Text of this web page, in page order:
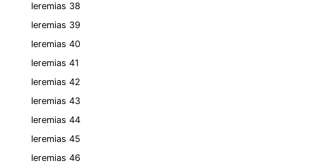
Ieremias 38
Ieremias 39
Ieremias 40
Ieremias 41
Ieremias 42
Ieremias 43
Ieremias 44
Ieremias 45
Ieremias 46